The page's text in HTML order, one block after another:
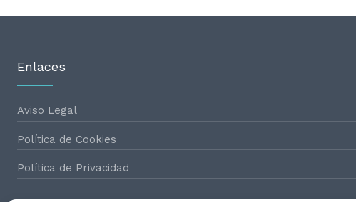
Enlaces
Aviso Legal
Política de Cookies
Política de Privacidad